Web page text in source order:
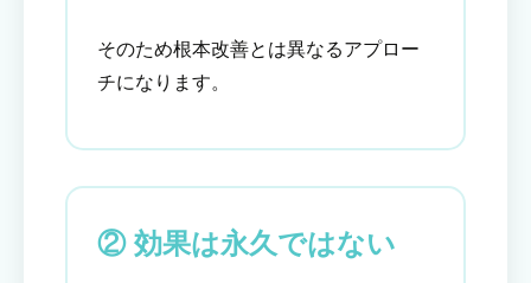
そのため根本改善とは異なるアプロー
チになります。
② 効果は永久ではない